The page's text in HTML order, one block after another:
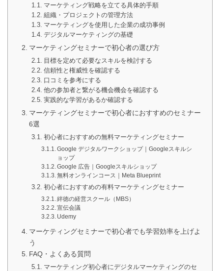
マーケティング戦略を立てる具体的手順
組織・プロジェクトの管理方法
マーケティングを使用した企業の成功事例
デジタルマーケティングの基礎
マーケティングセミナーで初心者の選び方
目標を定めて必要なスキルを検討する
信頼性と権威性を確認する
口コミを参考にする
他の参加者と繋がる機会機会を確認する
実践的な学習があるか確認する
マーケティングセミナーで初心者におすすめのセミナー
6選
初心者におすすめの無料マーケティングセミナー
Google デジタルワークショップ｜Googleスキルシ
ョップ
Google 広告｜Googleスキルショップ
無料オンラインコース｜Meta Blueprint
初心者におすすめの有料マーケティングセミナー
絆徳の経営スクール（MBS）
宣伝会議
Udemy
マーケティングセミナーで初心者でも学習効率を上げよ
う
FAQ・よくある質問
マーケティング初心者にデジタルマーケティングのセ